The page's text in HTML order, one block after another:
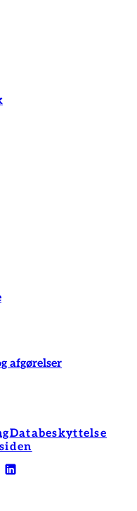
afgørelser
Databeskyttelse